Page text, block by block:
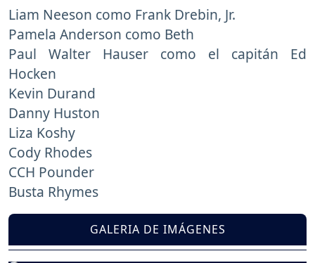
Liam Neeson como Frank Drebin, Jr.
Pamela Anderson como Beth
Paul Walter Hauser como el capitán Ed
Hocken
Kevin Durand
Danny Huston
Liza Koshy
Cody Rhodes
CCH Pounder
Busta Rhymes
GALERIA DE IMÁGENES